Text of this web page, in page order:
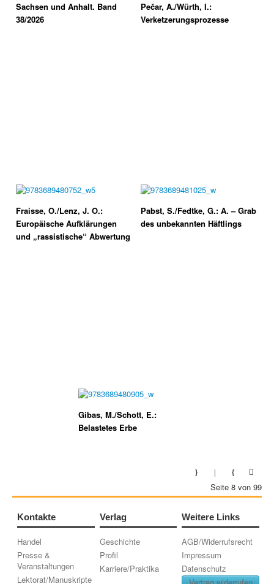
Sachsen und Anhalt. Band
38/2026
Pečar, A./Würth, I.:
Verketzerungsprozesse
Fraisse, O./Lenz, J. O.:
Europäische Aufklärungen
und „rassistische“ Abwertung
Pabst, S./Fedtke, G.: A. – Grab
des unbekannten Häftlings
Gibas, M./Schott, E.:
Belastetes Erbe
Seite 8 von 99
Kontakte
Handel
Presse &
Veranstaltungen
Lektorat/Manuskripte
Verlag
Geschichte
Profil
Karriere/Praktika
Weitere Links
AGB/Widerrufsrecht
Impressum
Datenschutz